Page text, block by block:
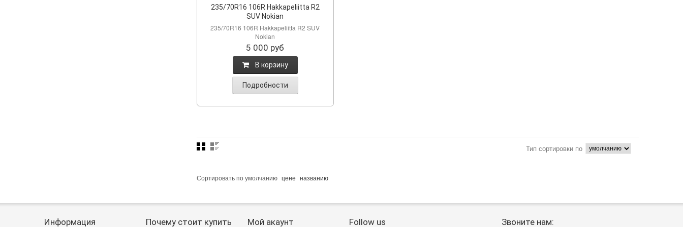
235/70R16 106R Hakkapeliitta R2
SUV Nokian
235/70R16 106R Hakkapeliitta R2 SUV
Nokian
5 000 руб
B корзину
Подробности
Тип сортировки по
Сортировать поумолчанию цене названию
Информация Почему стоит купить Мой акаунт Follow us Звоните нам: